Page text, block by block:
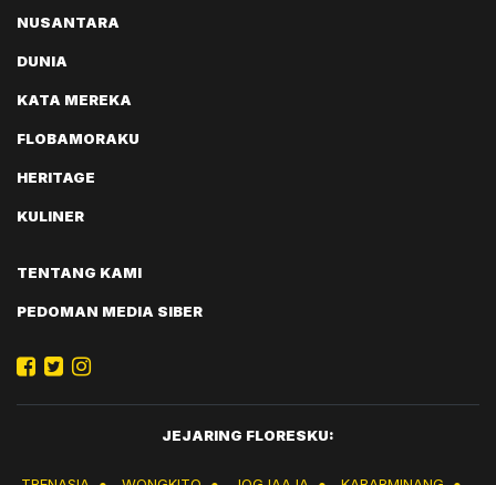
NUSANTARA
DUNIA
KATA MEREKA
FLOBAMORAKU
HERITAGE
KULINER
TENTANG KAMI
PEDOMAN MEDIA SIBER
JEJARING FLORESKU: